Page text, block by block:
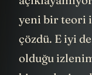
yeni bir teori
çözdü. E iyi
olduğu